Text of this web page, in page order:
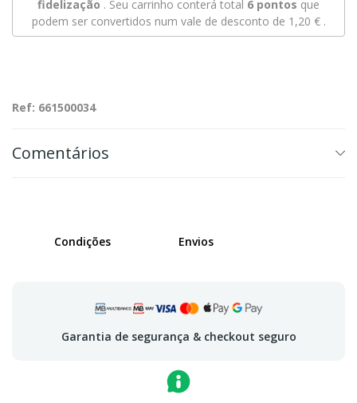
fidelização . Seu carrinho conterá total 6 pontos que
podem ser convertidos num vale de desconto de 1,20 €.
Ref: 661500034
Comentários
Condições Envios
Garantia de segurança & checkout seguro